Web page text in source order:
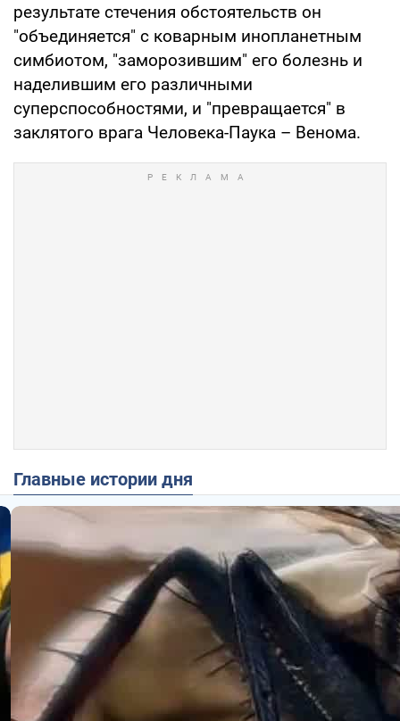
результате стечения обстоятельств он
"объединяется" с коварным инопланетным
симбиотом, "заморозившим" его болезнь и
наделившим его различными
суперспособностями, и "превращается" в
заклятого врага Человека-Паука – Венома.
Главные истории дня